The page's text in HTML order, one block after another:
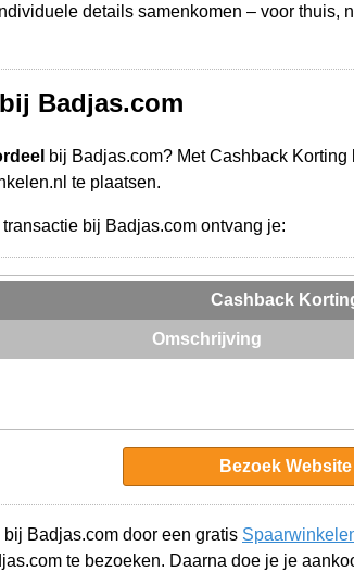
details samenkomen – voor thuis,
Badjas.com
bij Badjas.com? Met Cashback
te plaatsen.
transactie bij Badjas.com ontvang je:
Cashback
Omschrijving
Bezoek Website
Badjas.com door een gratis
te bezoeken. Daarna doe je je